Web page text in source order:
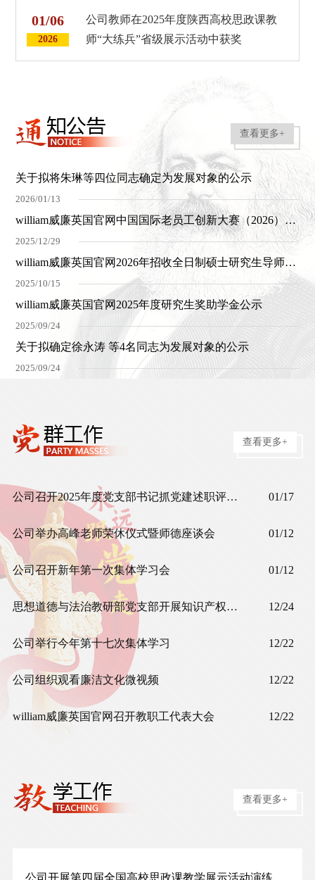
01/06
2026
公司教师在2025年度陕西高校思政课教
师“大练兵”省级展示活动中获奖
查看更多+
关于拟将朱琳等四位同志确定为发展对象的公示
2026/01/13
william威廉英国官网中国国际老员工创新大赛（2026）院赛评选结果公示​
2025/12/29
william威廉英国官网2026年招收全日制硕士研究生导师信息
2025/10/15
william威廉英国官网2025年度研究生奖助学金公示
2025/09/24
关于拟确定徐永涛 等4名同志为发展对象的公示
2025/09/24
查看更多+
公司召开2025年度党支部书记抓党建述职评议考核会 01/17
公司举办高峰老师荣休仪式暨师德座谈会 01/12
公司召开新年第一次集体学习会 01/12
思想道德与法治教研部党支部开展知识产权知识竞赛活动 12/24
公司举行今年第十七次集体学习 12/22
公司组织观看廉洁文化微视频 12/22
william威廉英国官网召开教职工代表大会 12/22
查看更多+
公司开展第四届全国高校思政课教学展示活动演练